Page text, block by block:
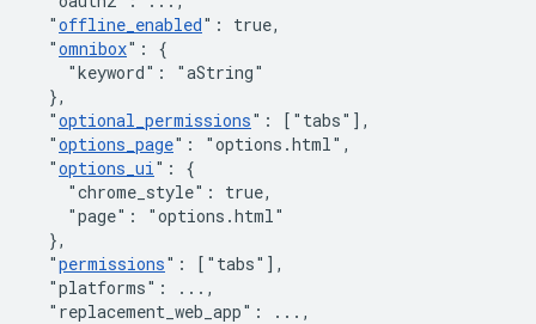
"offline_enabled" : true,
"omnibox" :
{
"keyword" :
"aString"
},
"optional_permissions" : [ "tabs" ] ,
"options_page" : "options.html" ,
"options_ui" :
{
"chrome_style" : true,
"page" :
"options.html"
},
"permissions" : [ "tabs" ] ,
"platforms" : ... ,
"replacement_web_app" : ... ,